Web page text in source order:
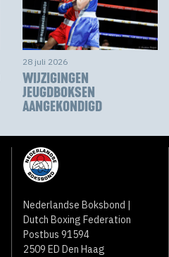
28 juli 2026
WIJZIGINGEN
JEUGDBOKSEN
AANGEKONDIGD
Nederlandse Boksbond |
Dutch Boxing Federation
Postbus 91594
2509 ED Den Haag